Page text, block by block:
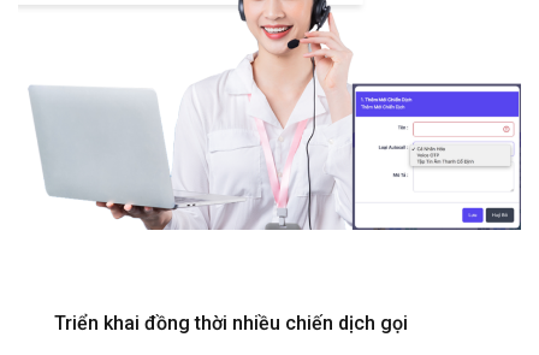
Triển khai đồng thời nhiều chiến dịch gọi